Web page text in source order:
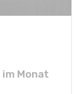
Monat